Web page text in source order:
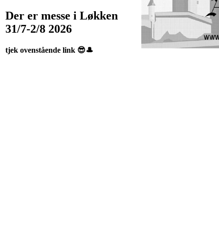
Der er messe i Løkken
31/7-2/8 2026
tjek ovenstående link 😎🎩